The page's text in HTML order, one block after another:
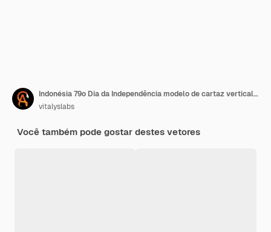
Indonésia 79o Dia da Independência modelo de cartaz vertical vetor
vitalyslabs
Você também pode gostar destes vetores